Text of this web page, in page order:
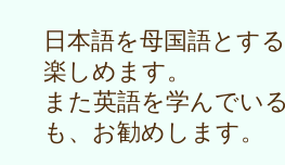
日本語を母国語とす
楽しめます。
また英語を学んでい
も、お勧めします。